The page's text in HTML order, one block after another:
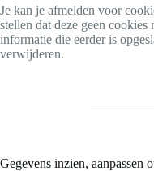
Je kan je afmelden voor
stellen dat deze geen
informatie die eerder is
verwijderen.
Gegevens inzien, aanpassen